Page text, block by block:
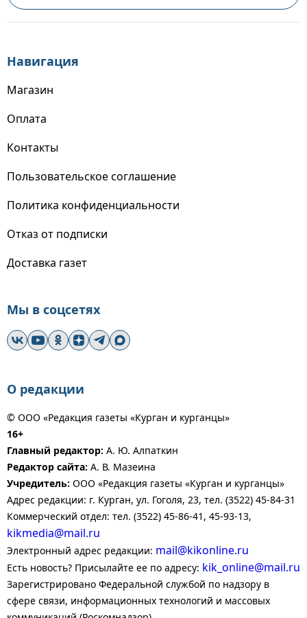
Навигация
Магазин
Оплата
Контакты
Пользовательское соглашение
Политика конфиденциальности
Отказ от подписки
Доставка газет
Мы в соцсетях
О редакции
© ООО «Редакция газеты «Курган и курганцы»
16+
Главный редактор: А. Ю. Алпаткин
Редактор сайта: А. В. Мазеина
Учредитель: ООО «Редакция газеты «Курган и курганцы»
Адрес редакции: г. Курган, ул. Гоголя, 23, тел. (3522) 45-84-31
Коммерческий отдел: тел. (3522) 45-86-41, 45-93-13,
kikmedia@mail.ru
Электронный адрес редакции: mail@kikonline.ru
Есть новость? Присылайте ее по адресу: kik_online@mail.ru
Зарегистрировано Федеральной службой по надзору в
сфере связи, информационных технологий и массовых